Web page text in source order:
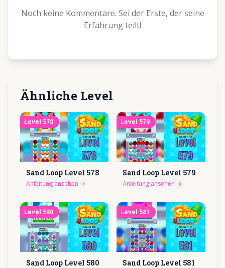
Noch keine Kommentare. Sei der Erste, der seine
Erfahrung teilt!
Ähnliche Level
Level 578
Sand Loop Level 578
Anleitung ansehen →
Level 579
Sand Loop Level 579
Anleitung ansehen →
Level 580
Sand Loop Level 580
Level 581
Sand Loop Level 581